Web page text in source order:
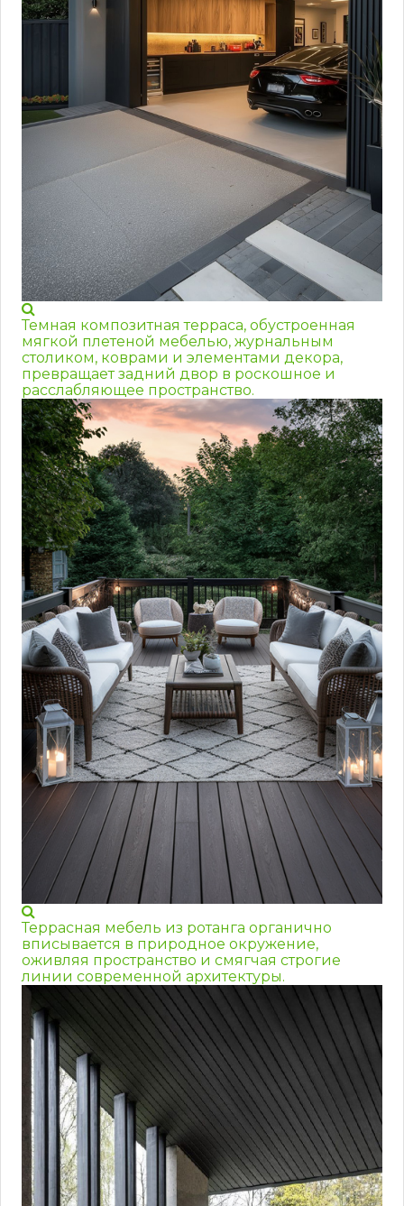
Темная композитная терраса, обустроенная
мягкой плетеной мебелью, журнальным
столиком, коврами и элементами декора,
превращает задний двор в роскошное и
расслабляющее пространство.
Террасная мебель из ротанга органично
вписывается в природное окружение,
оживляя пространство и смягчая строгие
линии современной архитектуры.